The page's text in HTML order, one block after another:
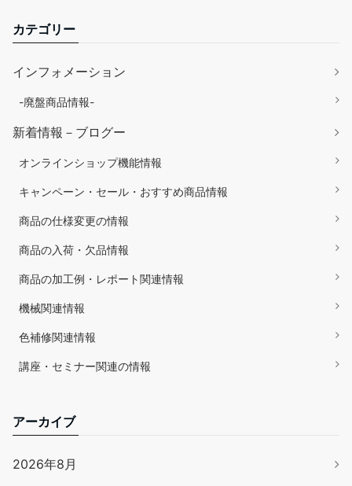
カテゴリー
インフォメーション
-廃盤商品情報-
新着情報－ブログー
オンラインショップ機能情報
キャンペーン・セール・おすすめ商品情報
商品の仕様変更の情報
商品の入荷・欠品情報
商品の加工例・レポート関連情報
機械関連情報
色補修関連情報
講座・セミナー関連の情報
アーカイブ
2026年8月